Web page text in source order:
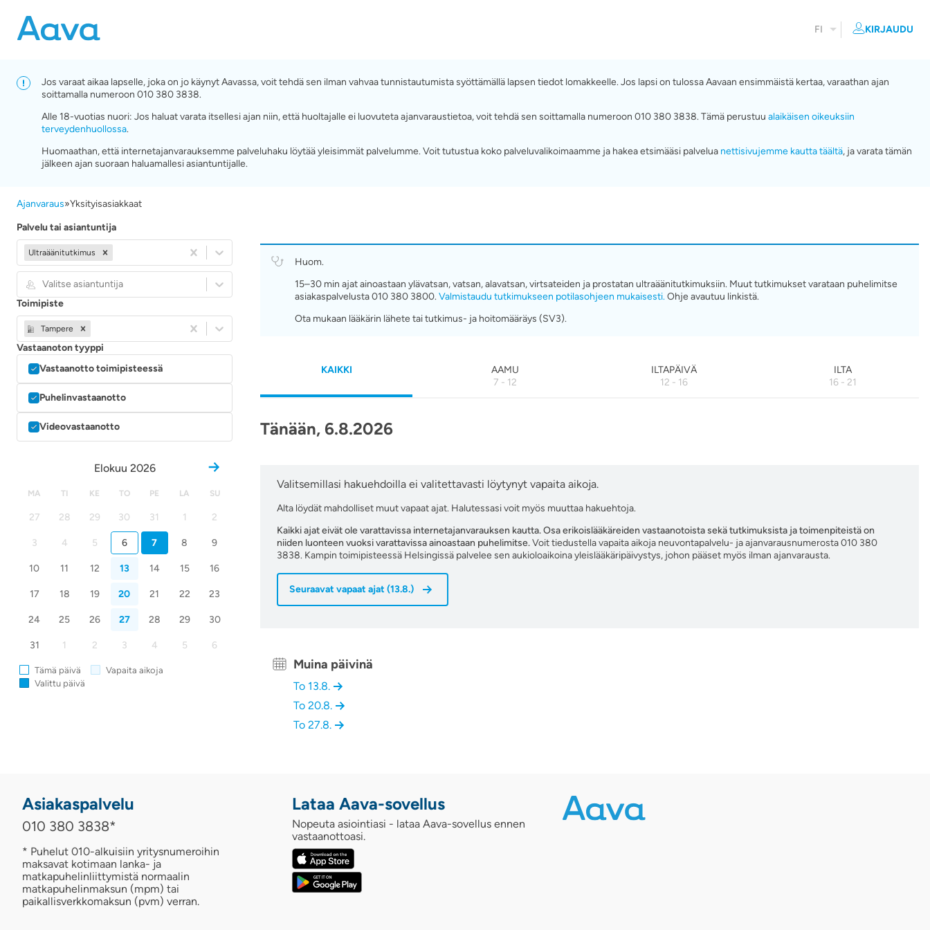
FI KIRJAUDU
Jos varaat aikaa lapselle, joka on jo käynyt Aavassa, voit tehdä sen ilman vahvaa tunnistautumista syöttämällä lapsen tiedot lomakkeelle. Jos lapsi on tulossa Aavaan ensimmäistä kertaa, varaathan ajan
soittamalla numeroon 010 380 3838.
Alle 18-vuotias nuori: Jos haluat varata itsellesi ajan niin, että huoltajalle ei luovuteta ajanvaraustietoa, voit tehdä sen soittamalla numeroon 010 380 3838. Tämä perustuu alaikäisen oikeuksiin
terveydenhuollossa.
Huomaathan, että internetajanvarauksemme palveluhaku löytää yleisimmät palvelumme. Voit tutustua koko palveluvalikoimaamme ja hakea etsimääsi palvelua nettisivujemme kautta täältä, ja varata tämän
jälkeen ajan suoraan haluamallesi asiantuntijalle.
Ajanvaraus»Yksityisasiakkaat
Palvelu tai asiantuntija
Ultraäänitutkimus
Valitse asiantuntija
Toimipiste
Tampere
Vastaanoton tyyppi
Vastaanotto toimipisteessä
Puhelinvastaanotto
Videovastaanotto
Elokuu 2026
MA TI KE TO PE LA SU
27 28 29 30 31 1 2
3 4 5 6 7 8 9
10 11 12 13 14 15 16
17 18 19 20 21 22 23
24 25 26 27 28 29 30
31 1 2 3 4 5 6
Tämä päivä
Vapaita aikoja
Valittu päivä
Huom.
15–30 min ajat ainoastaan ylävatsan, vatsan, alavatsan, virtsateiden ja prostatan ultraäänitutkimuksiin. Muut tutkimukset varataan puhelimitse
asiakaspalvelusta 010 380 3800. Valmistaudu tutkimukseen potilasohjeen mukaisesti.Ohje avautuu linkistä.
Ota mukaan lääkärin lähete tai tutkimus- ja hoitomääräys (SV3).
KAIKKI
AAMU
7 - 12
ILTAPÄIVÄ
12 - 16
ILTA
16 - 21
Tänään, 6.8.2026
Valitsemillasi hakuehdoilla ei valitettavasti löytynyt vapaita aikoja.
Alta löydät mahdolliset muut vapaat ajat. Halutessasi voit myös muuttaa hakuehtoja.
Kaikki ajat eivät ole varattavissa internetajanvarauksen kautta. Osa erikoislääkäreiden vastaanotoista sekä tutkimuksista ja toimenpiteistä on
niiden luonteen vuoksi varattavissa ainoastaan puhelimitse.Voit tiedustella vapaita aikoja neuvontapalvelu- ja ajanvarausnumerosta 010 380
3838. Kampin toimipisteessä Helsingissä palvelee sen aukioloaikoina yleislääkäripäivystys, johon pääset myös ilman ajanvarausta.
Seuraavat vapaat ajat (13.8.)
Muina päivinä
To 13.8.
To 20.8.
To 27.8.
Asiakaspalvelu
010 380 3838*
* Puhelut 010-alkuisiin yritysnumeroihin
maksavat kotimaan lanka- ja
matkapuhelinliittymistä normaalin
matkapuhelinmaksun (mpm) tai
paikallisverkkomaksun (pvm) verran.
Lataa Aava-sovellus
Nopeuta asiointiasi - lataa Aava-sovellus ennen
vastaanottoasi.